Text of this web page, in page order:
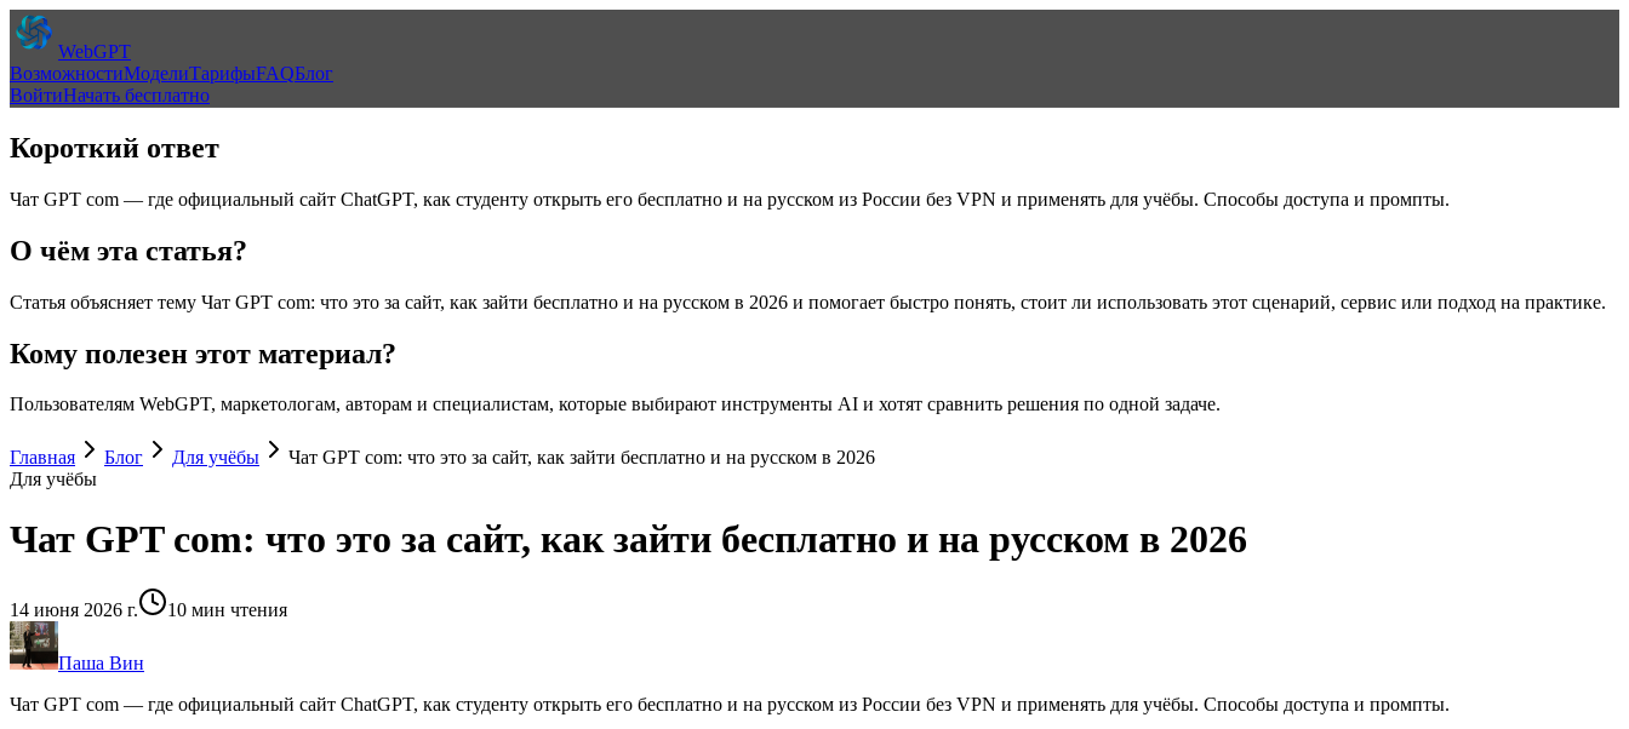
WebGPT
ВозможностиМоделиТарифыFAQБлог
ВойтиНачать бесплатно
Короткий ответ
Чат GPT com — где официальный сайт ChatGPT, как студенту открыть его бесплатно и на русском из России без VPN и применять для учёбы. Способы доступа и промпты.
О чём эта статья?
Статья объясняет тему Чат GPT com: что это за сайт, как зайти бесплатно и на русском в 2026 и помогает быстро понять, стоит ли использовать этот сценарий, сервис или подход на практике.
Кому полезен этот материал?
Пользователям WebGPT, маркетологам, авторам и специалистам, которые выбирают инструменты AI и хотят сравнить решения по одной задаче.
Главная Блог Для учёбы
Чат GPT com: что это за сайт, как зайти бесплатно и на русском в 2026
Для учёбы
Чат GPT com: что это за сайт, как зайти бесплатно и на русском в 2026
14 июня 2026 г. 10 мин чтения
Паша Вин
Чат GPT com — где официальный сайт ChatGPT, как студенту открыть его бесплатно и на русском из России без VPN и применять для учёбы. Способы доступа и промпты.